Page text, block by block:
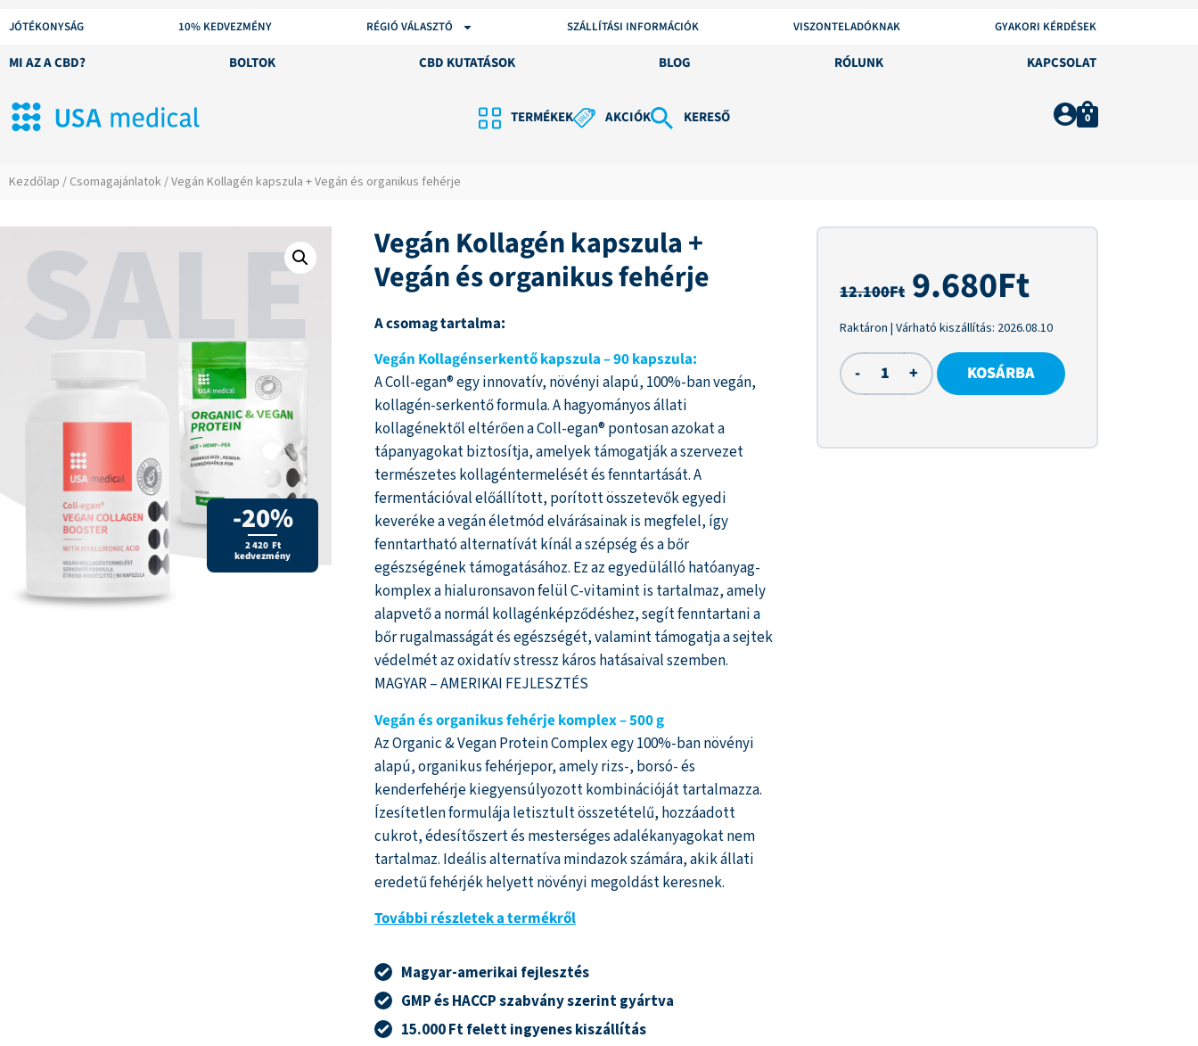
JÓTÉKONYSÁG 10% KEDVEZMÉNY RÉGIÓ VÁLASZTÓ SZÁLLÍTÁSI INFORMÁCIÓK VISZONTELADÓKNAK GYAKORI KÉRDÉSEK
MI AZ A CBD? BOLTOK CBD KUTATÁSOK BLOG RÓLUNK KAPCSOLAT
TERMÉKEK AKCIÓK KERESŐ 0
Kezdőlap / Csomagajánlatok/ Vegán Kollagén kapszula + Vegán és organikus fehérje
-20%
2 420 Ft
kedvezmény
Vegán Kollagén kapszula +
Vegán és organikus fehérje
A csomag tartalma:
Vegán Kollagénserkentő kapszula – 90 kapszula:
A Coll-egan® egy innovatív, növényi alapú, 100%-ban vegán,
kollagén-serkentő formula. A hagyományos állati
kollagénektől eltérően a Coll-egan® pontosan azokat a
tápanyagokat biztosítja, amelyek támogatják a szervezet
természetes kollagéntermelését és fenntartását. A
fermentációval előállított, porított összetevők egyedi
keveréke a vegán életmód elvárásainak is megfelel, így
fenntartható alternatívát kínál a szépség és a bőr
egészségének támogatásához. Ez az egyedülálló hatóanyag-
komplex a hialuronsavon felül C-vitamint is tartalmaz, amely
alapvető a normál kollagénképződéshez, segít fenntartani a
bőr rugalmasságát és egészségét, valamint támogatja a sejtek
védelmét az oxidatív stressz káros hatásaival szemben.
MAGYAR – AMERIKAI FEJLESZTÉS
Vegán és organikus fehérje komplex – 500 g
Az Organic & Vegan Protein Complex egy 100%-ban növényi
alapú, organikus fehérjepor, amely rizs-, borsó- és
kenderfehérje kiegyensúlyozott kombinációját tartalmazza.
Ízesítetlen formulája letisztult összetételű, hozzáadott
cukrot, édesítőszert és mesterséges adalékanyagokat nem
tartalmaz. Ideális alternatíva mindazok számára, akik állati
eredetű fehérjék helyett növényi megoldást keresnek.
További részletek a termékről
Magyar-amerikai fejlesztés
GMP és HACCP szabvány szerint gyártva
15.000 Ft felett ingyenes kiszállítás
12.100Ft 9.680Ft
Raktáron | Várható kiszállítás: 2026.08.10
- + KOSÁRBA